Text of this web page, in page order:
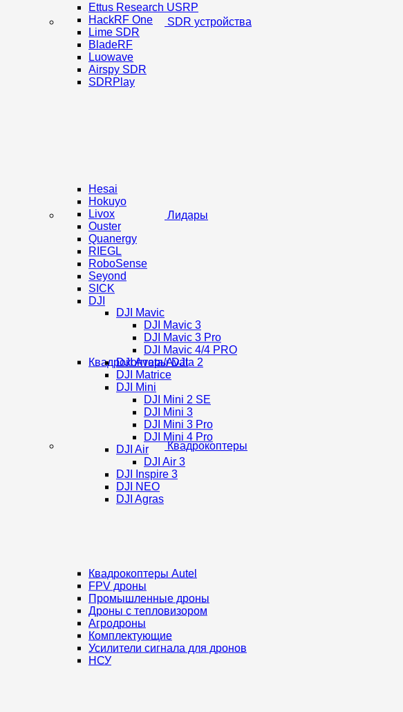
SDR устройства
Ettus Research USRP
HackRF One
Lime SDR
BladeRF
Luowave
Airspy SDR
SDRPlay
Лидары
Hesai
Hokuyo
Livox
Ouster
Quanergy
RIEGL
RoboSense
Seyond
SICK
DJI
Квадрокоптеры
Квадрокоптеры DJI
DJI Mavic
DJI Mavic 3
DJI Mavic 3 Pro
DJI Mavic 4/4 PRO
DJI Avata/Avata 2
DJI Matrice
DJI Mini
DJI Mini 2 SE
DJI Mini 3
DJI Mini 3 Pro
DJI Mini 4 Pro
DJI Air
DJI Air 3
DJI Inspire 3
DJI NEO
DJI Agras
Квадрокоптеры Autel
FPV дроны
Промышленные дроны
Дроны с тепловизором
Агродроны
Комплектующие
Усилители сигнала для дронов
НСУ